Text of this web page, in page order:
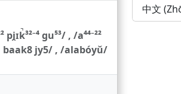
ɡu⁵³/ , /a⁴⁴⁻²²
baak8 jy5/ , /alabóyǔ/
中文